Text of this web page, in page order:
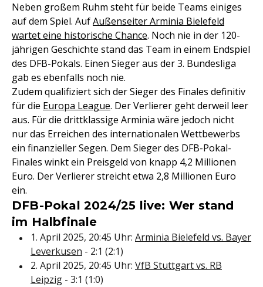
Neben großem Ruhm steht für beide Teams einiges
auf dem Spiel. AufAußenseiter Arminia Bielefeld
wartet eine historische Chance. Noch nie in der 120-
jährigen Geschichte stand das Team in einem Endspiel
des DFB-Pokals. Einen Sieger aus der 3. Bundesliga
gab es ebenfalls noch nie.
Zudem qualifiziert sich der Sieger des Finales definitiv
für die Europa League. Der Verlierer geht derweil leer
aus. Für die drittklassige Arminia wäre jedoch nicht
nur das Erreichen des internationalen Wettbewerbs
ein finanzieller Segen. Dem Sieger des DFB-Pokal-
Finales winkt ein Preisgeld von knapp 4,2 Millionen
Euro. Der Verlierer streicht etwa 2,8 Millionen Euro
ein.
DFB-Pokal 2024/25 live: Wer stand
im Halbfinale
1. April 2025, 20:45 Uhr: Arminia Bielefeld vs. Bayer
Leverkusen - 2:1 (2:1)
2. April 2025, 20:45 Uhr: VfB Stuttgart vs. RB
Leipzig - 3:1 (1:0)